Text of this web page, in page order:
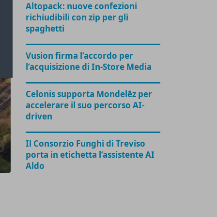
Altopack: nuove confezioni
richiudibili con zip per gli
spaghetti
Vusion firma l’accordo per
l’acquisizione di In-Store Media
Celonis supporta Mondelēz per
accelerare il suo percorso AI-
driven
Il Consorzio Funghi di Treviso
porta in etichetta l’assistente AI
Aldo